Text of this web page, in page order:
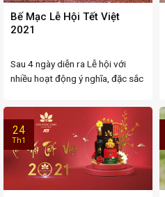
Bế Mạc Lễ Hội Tết Việt
2021
Sau 4 ngày diễn ra Lễ hội với
nhiều hoạt động ý nghĩa, đặc sắc
24
Th1